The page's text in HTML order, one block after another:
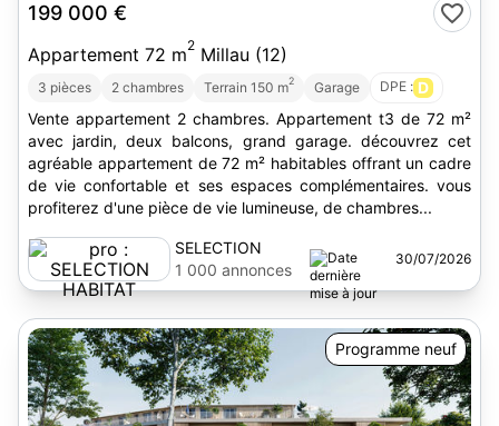
199 000 €
Appartement 72 m2 Millau (12)
3 pièces 2 chambres Terrain 150 m2 Garage DPE : D
Vente appartement 2 chambres. Appartement t3 de 72 m²
avec jardin, deux balcons, grand garage. découvrez cet
agréable appartement de 72 m² habitables offrant un cadre
de vie confortable et ses espaces complémentaires. vous
profiterez d'une pièce de vie lumineuse, de chambres...
SELECTION
HABITAT
1 000 annonces
30/07/2026
Programme neuf